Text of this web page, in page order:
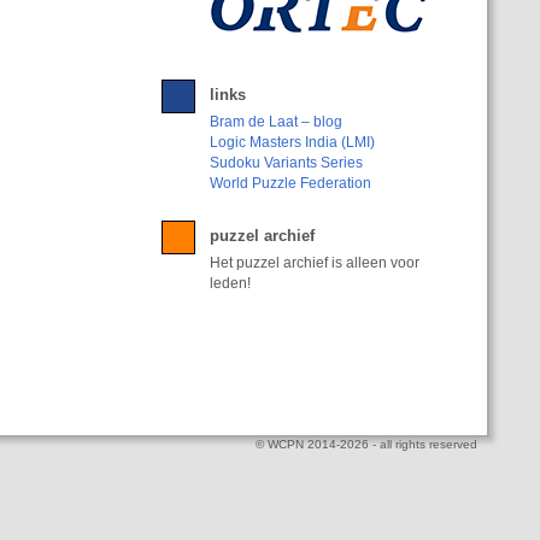
links
Bram de Laat – blog
Logic Masters India (LMI)
Sudoku Variants Series
World Puzzle Federation
puzzel archief
Het puzzel archief is alleen voor
leden!
© WCPN 2014-2026 - all rights reserved